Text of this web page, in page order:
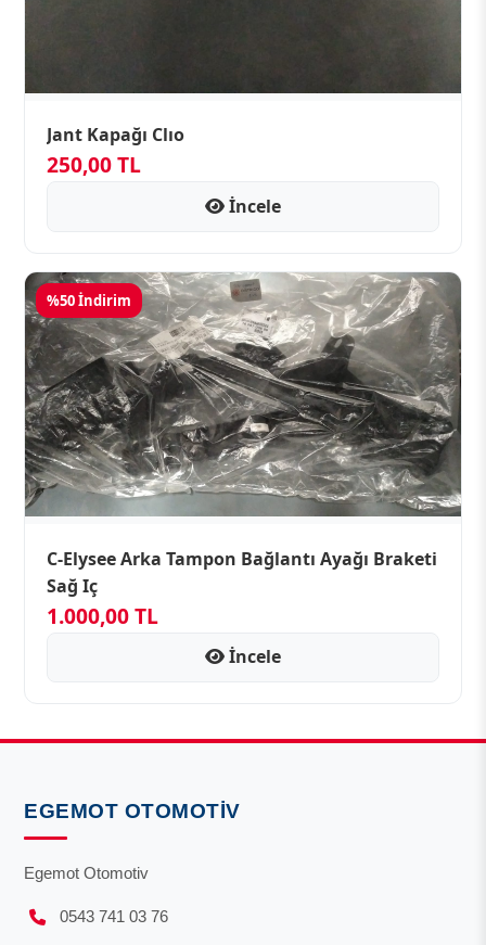
Jant Kapağı Clıo
250,00 TL
İncele
%50 İndirim
C-Elysee Arka Tampon Bağlantı Ayağı Braketi
Sağ Iç
1.000,00 TL
İncele
EGEMOT OTOMOTIV
Egemot Otomotiv
0543 741 03 76